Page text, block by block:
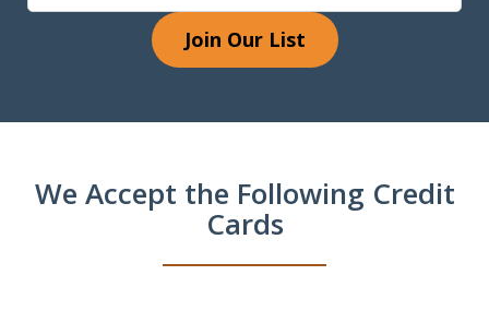
Join Our List
We Accept the Following Credit
Cards